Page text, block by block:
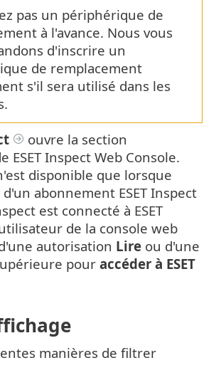
pas un périphérique de
à l'avance. Nous vous
d'inscrire un
de remplacement
s'il sera utilisé dans les
ouvre la section
ESET Inspect Web Console.
disponible que lorsque
abonnement ESET Inspect
est connecté à ESET
utilisateur de la console web
autorisation Lire ou d'une
pour accéder à ESET
manières de filtrer